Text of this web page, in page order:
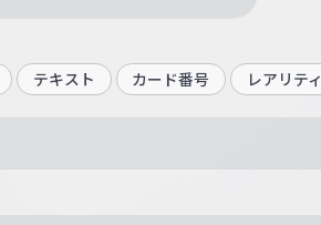
テキスト カード番号 レアリティ